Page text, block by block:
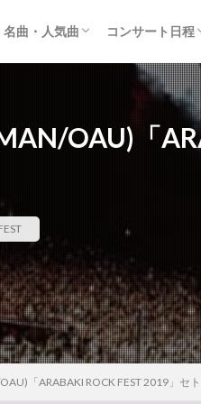
ー ENTERTAINMENT (旧ジャニー
名曲・人気曲 コンサート日程
セトリ・まと
ライブレポ
カード枠
OAU)「
「ARABAKI ROCK FEST 2019」セト